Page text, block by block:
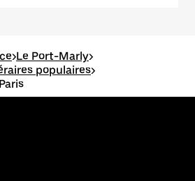
>Le Port-Marly>
populaires>